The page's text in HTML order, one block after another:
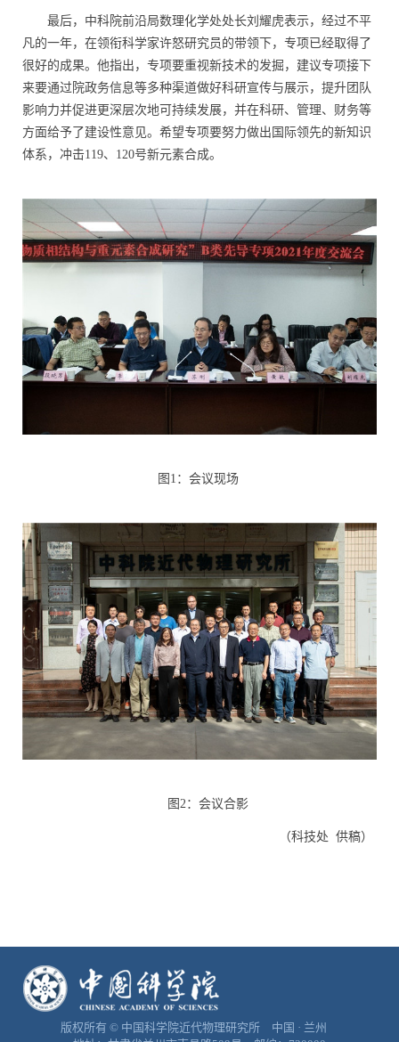
最后，中科院前沿局数理化学处处长刘耀虎表示，经过不平
凡的一年，在领衔科学家许怒研究员的带领下，专项已经取得了
很好的成果。他指出，专项要重视新技术的发掘，建议专项接下
来要通过院政务信息等多种渠道做好科研宣传与展示，提升团队
影响力并促进更深层次地可持续发展，并在科研、管理、财务等
方面给予了建设性意见。希望专项要努力做出国际领先的新知识
体系，冲击119、 120号新元素合成。
图 1 ：会议现场
图 2 ：会议合影
（科技处 供稿）
版权所有 © 中国科学院近代物理研究所 中国 · 兰州